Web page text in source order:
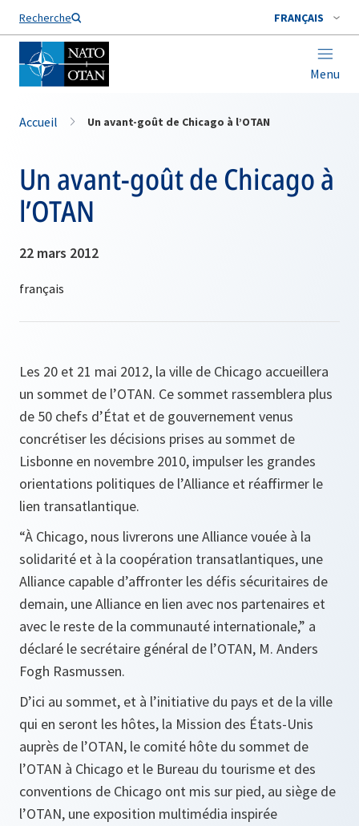
Recherche FRANÇAIS
Menu
Nom de famille*
Accueil Un avant-goût de Chicago à l’OTAN
Un avant-goût de Chicago à
l’OTAN
22 mars 2012
Les 20 et 21 mai 2012, la ville de Chicago accueillera
un sommet de l’OTAN. Ce sommet rassemblera plus
de 50 chefs d’État et de gouvernement venus
concrétiser les décisions prises au sommet de
Lisbonne en novembre 2010, impulser les grandes
orientations politiques de l’Alliance et réaffirmer le
lien transatlantique.
“À Chicago, nous livrerons une Alliance vouée à la
solidarité et à la coopération transatlantiques, une
Alliance capable d’affronter les défis sécuritaires de
demain, une Alliance en lien avec nos partenaires et
avec le reste de la communauté internationale,” a
déclaré le secrétaire général de l’OTAN, M. Anders
Fogh Rasmussen.
D’ici au sommet, et à l’initiative du pays et de la ville
qui en seront les hôtes, la Mission des États-Unis
auprès de l’OTAN, le comité hôte du sommet de
l’OTAN à Chicago et le Bureau du tourisme et des
conventions de Chicago ont mis sur pied, au siège de
l’OTAN, une exposition multimédia inspirée